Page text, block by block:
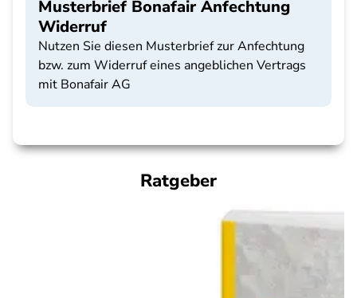
Musterbrief Bonafair Anfechtung
Widerruf
Nutzen Sie diesen Musterbrief zur Anfechtung
bzw. zum Widerruf eines angeblichen Vertrags
mit Bonafair AG
Ratgeber